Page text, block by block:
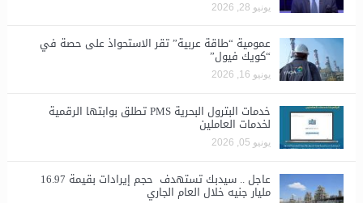
يونيو 28, 2026
​عمومية “طاقة عربية” تقر الاستحواذ على حصة في
“كويك فيول”
يونيو 16, 2026
خدمات البترول البحرية PMS تطلق بوابتها الرقمية
لخدمات العاملين
يونيو 05, 2026
عاجل .. سيدبك تستهدف حجم إيرادات بقيمة 16.97
مليار جنيه خلال العام الجاري